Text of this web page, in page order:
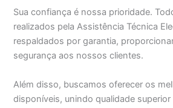
Sua confiança é nossa prioridade.
realizados pela Assistência Técnica
respaldados por garantia,
segurança aos nossos clientes.
Além disso, buscamos oferecer os
disponíveis, unindo qualidade superior